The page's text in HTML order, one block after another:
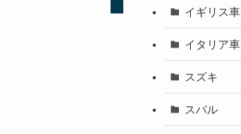
イギリス車
イタリア車
スズキ
スバル